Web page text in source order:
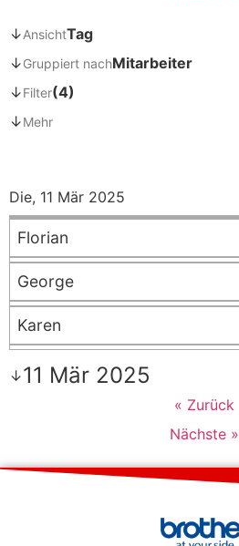
↓AnsichtTag
↓Gruppiert nachMitarbeiter
↓Filter(4)
↓Mehr
Die, 11 Mär 2025
Florian
George
Karen
↓11 Mär 2025
« Zurück
Nächste »